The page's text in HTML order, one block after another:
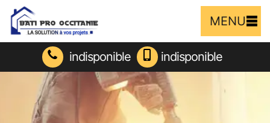
MENU
indisponible indisponible